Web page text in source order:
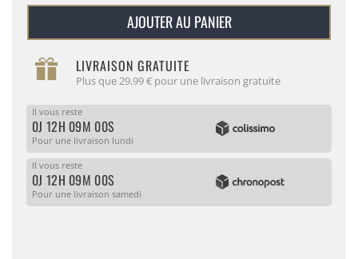
AJOUTER AU PANIER
LIVRAISON GRATUITE
Plus que 29,99 € pour une livraison gratuite
Il vous reste
0J 12H 09M 00S
Pour une livraison lundi
Il vous reste
0J 12H 09M 00S
Pour une livraison samedi